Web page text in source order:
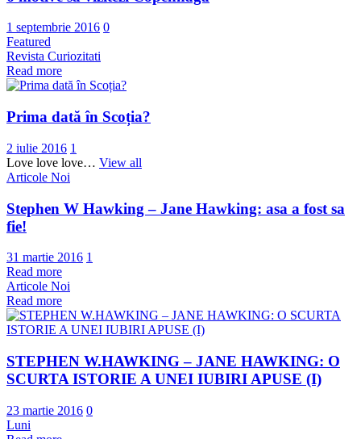
1 septembrie 2016 0
Featured
Revista Curiozitati
Read more
Prima dată în Scoția?
2 iulie 2016 1
Love love love… View all
Articole Noi
Stephen W Hawking – Jane Hawking: asa a fost sa
fie!
31 martie 2016 1
Read more
Articole Noi
Read more
STEPHEN W.HAWKING – JANE HAWKING: O
SCURTA ISTORIE A UNEI IUBIRI APUSE (I)
23 martie 2016 0
Luni